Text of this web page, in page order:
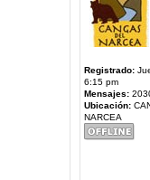
Registrado:
6:15 pm
Mensajes:
Ubicación:
NARCEA